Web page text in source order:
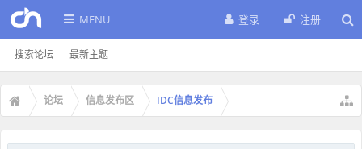
MENU
搜索论坛 最新主题
登录 注册
论坛 信息发布区 IDC信息发布